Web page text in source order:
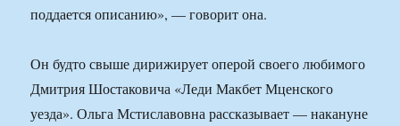
поддается описанию», — говорит она.
Он будто свыше дирижирует оперой своего любимого
Дмитрия Шостаковича «Леди Макбет Мценского
уезда». Ольга Мстиславовна рассказывает — накануне